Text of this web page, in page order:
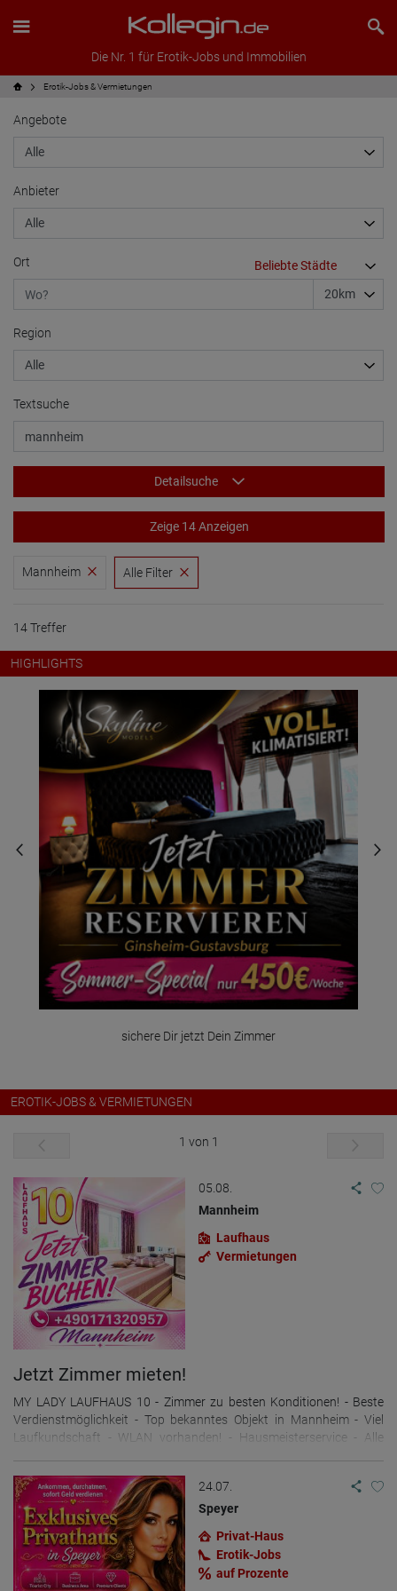
Die Nr. 1 für Erotik-Jobs und Immobilien
Erotik-Jobs & Vermietungen
Angebote
Anbieter
Ort
Region
Textsuche
Detailsuche
Zeige 14 Anzeigen
Mannheim Alle Filter
14 Treffer
HIGHLIGHTS
sichere Dir jetzt Dein Zimmer
EROTIK-JOBS & VERMIETUNGEN
1 von 1
05.08.
Mannheim
Laufhaus
Vermietungen
Jetzt Zimmer mieten!
MY LADY LAUFHAUS 10 - Zimmer zu besten Konditionen! - Beste
Verdienstmöglichkeit - Top bekanntes Objekt in Mannheim - Viel
Laufkundschaft - WLAN vorhanden! - Hausmeisterservice - Alle
Klingel und Alarmknopf - Sauberes Ambiente und tägliche Reinigung
- Gemeinschaftsküche für Selbstversorger - Supermärkte, Cafés,
Straßenbahn Haltestelle schnell erreichbar Das Laufhaus 10 im
bekannten Rotlichtviertel von Mannheim wurde komplett renoviert.
Alle Zimmer sind hochwertig ausgestattet mit eigener Dusche und
TV. Es erwartet Euch eine saubere Adresse in ganz neuem Zustand.
Das Laufhaus befindet sich sehr verkehrsgünstig inmitten der Stadt.
24.07.
Speyer
Privat-Haus
Erotik-Jobs
auf Prozente